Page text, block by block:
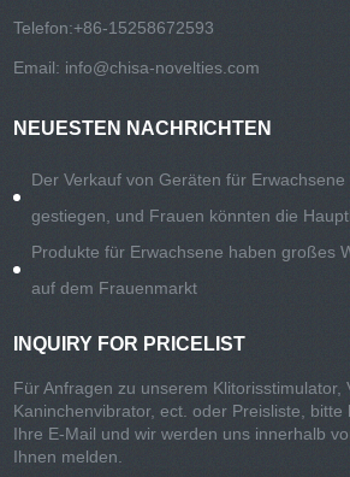
Telefon:+86-15258672593
Email: info@chisa-novelties.com
NEUESTEN NACHRICHTEN
Der Verkauf von Geräten für
gestiegen, und Frauen könnten die
Produkte für Erwachsene haben großes
auf dem Frauenmarkt
INQUIRY FOR PRICELIST
Für Anfragen zu unserem Klitorisstimulator,
Kaninchenvibrator, ect. oder Preisliste, bitte
Ihre E-Mail und wir werden uns innerhalb
Ihnen melden.